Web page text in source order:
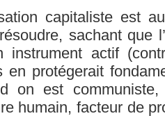
capitaliste est
sachant que
instrument actif
en protégerait
on est
humain, facteur de